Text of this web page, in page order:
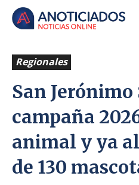
Regionales
San
campaña
animal y ya
de 130